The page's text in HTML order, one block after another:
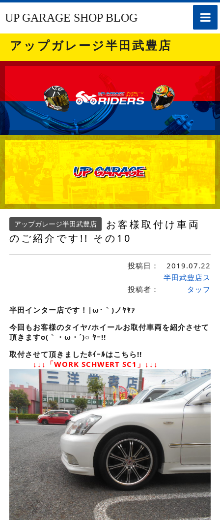
toggle
UP GARAGE SHOP BLOG
アップガレージ半田武豊店
アップガレージ半田武豊店
お客様取付け車両
のご紹介です!! その10
投稿日： 2019.07.22
投稿者：
半田武豊店ス
タッフ
半田インター店です！|ω･｀)ノﾔﾔｧ
今回もお客様のタイヤ/ホイールお取付車両を紹介させて
頂きますo(｀・ω・´)○ ﾔｰ!!
取付させて頂きましたﾎｲｰﾙはこちら!!
↓↓↓「WORK SCHWERT SC1」↓↓↓